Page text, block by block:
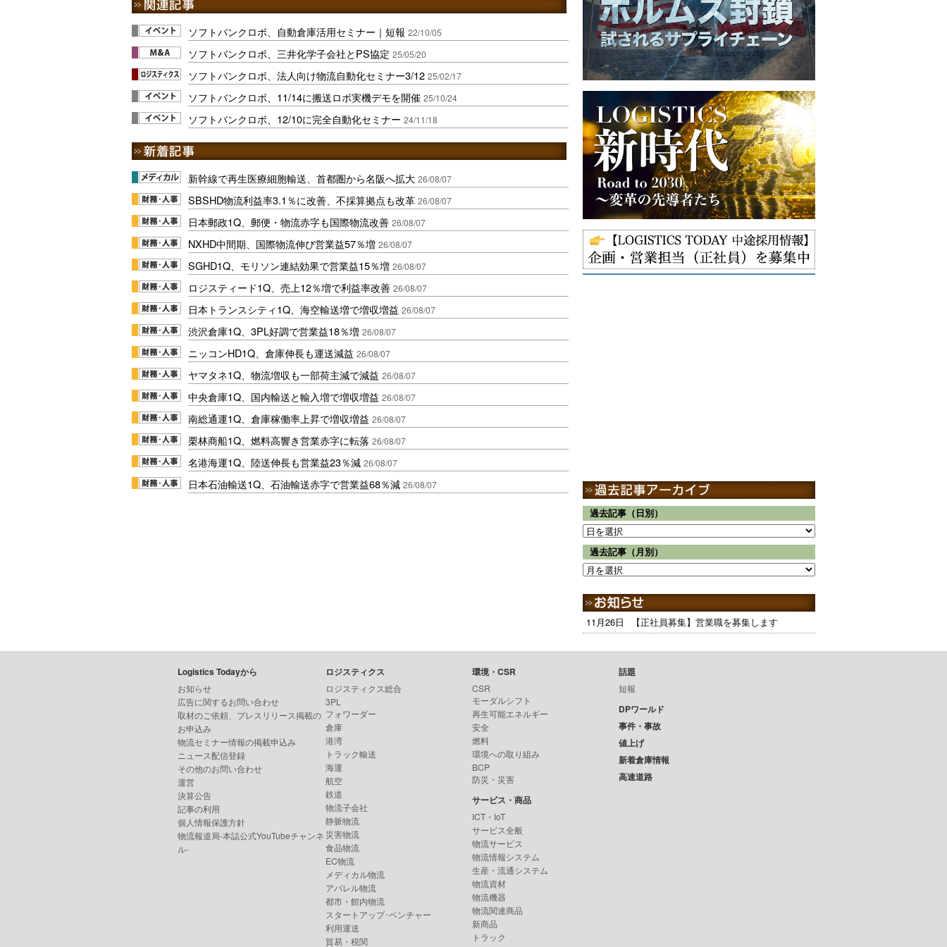
ソフトバンクロボ、自動倉庫活用セミナー｜短報 22/10/05
ソフトバンクロボ、三井化学子会社とPS協定 25/05/20
ソフトバンクロボ、法人向け物流自動化セミナー3/12 25/02/17
ソフトバンクロボ、11/14に搬送ロボ実機デモを開催 25/10/24
ソフトバンクロボ、12/10に完全自動化セミナー 24/11/18
新幹線で再生医療細胞輸送、首都圏から名阪へ拡大 26/08/07
SBSHD物流利益率3.1％に改善、不採算拠点も改革 26/08/07
日本郵政1Q、郵便・物流赤字も国際物流改善 26/08/07
NXHD中間期、国際物流伸び営業益57％増 26/08/07
SGHD1Q、モリソン連結効果で営業益15％増 26/08/07
ロジスティード1Q、売上12％増で利益率改善 26/08/07
日本トランスシティ1Q、海空輸送増で増収増益 26/08/07
渋沢倉庫1Q、3PL好調で営業益18％増 26/08/07
ニッコンHD1Q、倉庫伸長も運送減益 26/08/07
ヤマタネ1Q、物流増収も一部荷主減で減益 26/08/07
中央倉庫1Q、国内輸送と輸入増で増収増益 26/08/07
南総通運1Q、倉庫稼働率上昇で増収増益 26/08/07
栗林商船1Q、燃料高響き営業赤字に転落 26/08/07
名港海運1Q、陸送伸長も営業益23％減 26/08/07
日本石油輸送1Q、石油輸送赤字で営業益68％減 26/08/07
過去記事（日別）
過去記事（月別）
11月26日 【正社員募集】営業職を募集します
Logistics Todayから
お知らせ
広告に関するお問い合わせ
取材のご依頼、プレスリリース掲載の
お申込み
物流セミナー情報の掲載申込み
ニュース配信登録
その他のお問い合わせ
運営
決算公告
記事の利用
個人情報保護方針
物流報道局-本誌公式YouTubeチャンネ
ル-
ロジスティクス
ロジスティクス総合
3PL
フォワーダー
倉庫
港湾
トラック輸送
海運
航空
鉄道
物流子会社
静脈物流
災害物流
食品物流
EC物流
メディカル物流
アパレル物流
都市・館内物流
スタートアップ･ベンチャー
利用運送
貿易・税関
環境・CSR
CSR
モーダルシフト
再生可能エネルギー
安全
燃料
環境への取り組み
BCP
防災・災害
サービス・商品
ICT・IoT
サービス全般
物流サービス
物流情報システム
生産・流通システム
物流資材
物流機器
物流関連商品
新商品
トラック
話題
短報
DPワールド
事件・事故
値上げ
新着倉庫情報
高速道路